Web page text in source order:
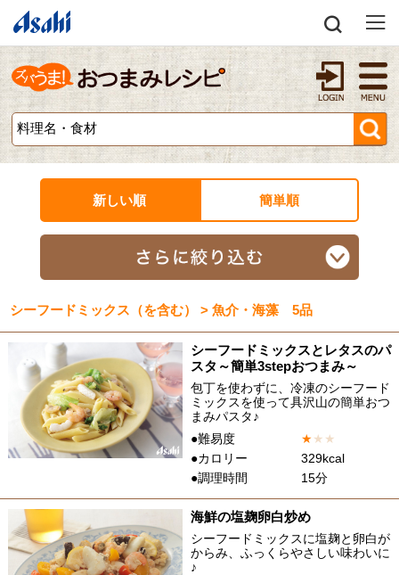
新しい順 簡単順
シーフードミックス（を含む） > 魚介・海藻 5品
シーフードミックスとレタスのパ
スタ～簡単3stepおつまみ～
包丁を使わずに、冷凍のシーフード
ミックスを使って具沢山の簡単おつ
まみパスタ♪
●難易度
★★ ★
●カロリー
329kcal
●調理時間
15分
海鮮の塩麹卵白炒め
シーフードミックスに塩麹と卵白が
からみ、ふっくらやさしい味わいに
♪